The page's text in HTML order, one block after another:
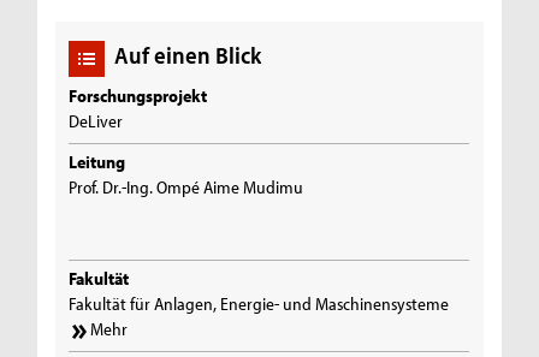
Auf einen Blick
Forschungsprojekt
DeLiver
Leitung
Prof. Dr.-Ing. Ompé Aime Mudimu
Fakultät
Fakultät für Anlagen, Energie- und Maschinensysteme
Mehr